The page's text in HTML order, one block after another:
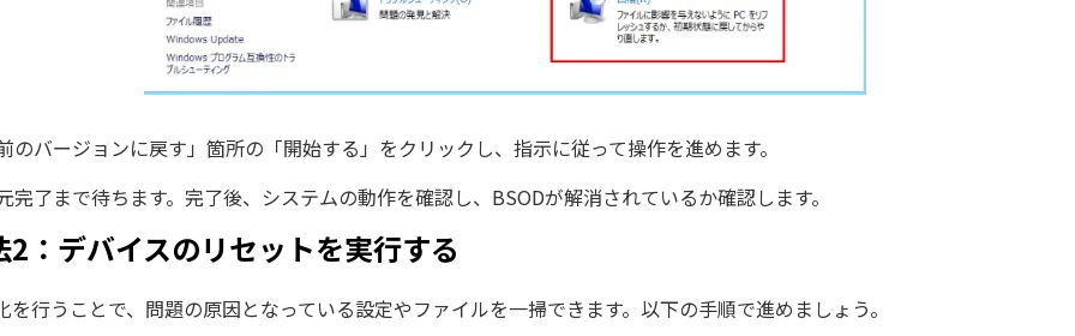
のバージョンに戻す」箇所の「開始する」をクリックし、指示に従って操作を進めます。
完了まで待ちます。完了後、システムの動作を確認し、BSODが解消されているか確認します。
2：デバイスのリセットを実行する
を行うことで、問題の原因となっている設定やファイルを一掃できます。以下の手順で進めましょう。